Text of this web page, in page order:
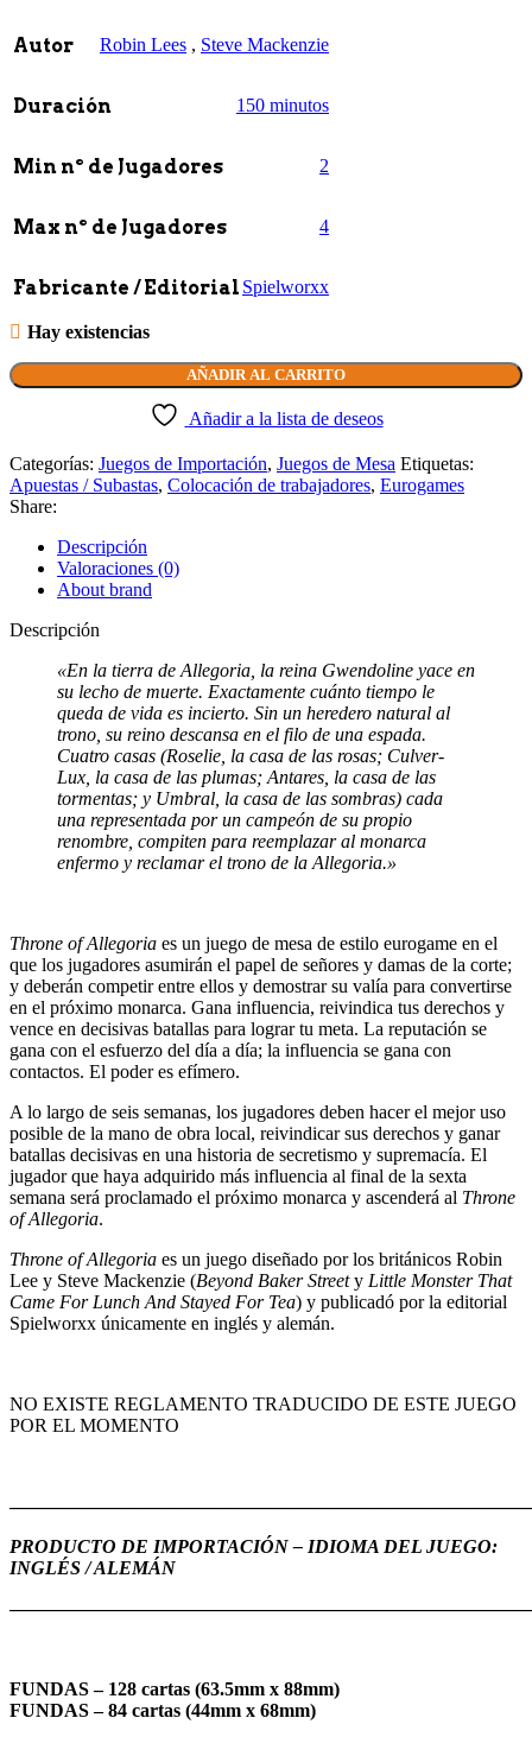
Autor Robin Lees , Steve Mackenzie
Duración 150 minutos
Min nº de Jugadores 2
Max nº de Jugadores 4
Fabricante / Editorial Spielworxx
Hay existencias
AÑADIR AL CARRITO
Añadir a la lista de deseos
Categorías: Juegos de Importación, Juegos de Mesa Etiquetas:
Apuestas / Subastas, Colocación de trabajadores, Eurogames
Share:
Descripción
Valoraciones (0)
About brand
Descripción
«En la tierra de Allegoria, la reina Gwendoline yace en
su lecho de muerte. Exactamente cuánto tiempo le
queda de vida es incierto. Sin un heredero natural al
trono, su reino descansa en el filo de una espada.
Cuatro casas (Roselie, la casa de las rosas; Culver-
Lux, la casa de las plumas; Antares, la casa de las
tormentas; y Umbral, la casa de las sombras) cada
una representada por un campeón de su propio
renombre, compiten para reemplazar al monarca
enfermo y reclamar el trono de la Allegoria.»
Throne of Allegoria es un juego de mesa de estilo eurogame en el
que los jugadores asumirán el papel de señores y damas de la corte;
y deberán competir entre ellos y demostrar su valía para convertirse
en el próximo monarca. Gana influencia, reivindica tus derechos y
vence en decisivas batallas para lograr tu meta. La reputación se
gana con el esfuerzo del día a día; la influencia se gana con
contactos. El poder es efímero.
A lo largo de seis semanas, los jugadores deben hacer el mejor uso
posible de la mano de obra local, reivindicar sus derechos y ganar
batallas decisivas en una historia de secretismo y supremacía. El
jugador que haya adquirido más influencia al final de la sexta
semana será proclamado el próximo monarca y ascenderá al Throne
of Allegoria.
Throne of Allegoria es un juego diseñado por los británicos Robin
Lee y Steve Mackenzie (Beyond Baker Streety Little Monster That
Came For Lunch And Stayed For Tea) y publicadó por la editorial
Spielworxx únicamente en inglés y alemán.
NO EXISTE REGLAMENTO TRADUCIDO DE ESTE JUEGO
POR EL MOMENTO
PRODUCTO DE IMPORTACIÓN – IDIOMA DEL JUEGO:
INGLÉS / ALEMÁN
FUNDAS – 128 cartas (63.5mm x 88mm)
FUNDAS – 84 cartas (44mm x 68mm)